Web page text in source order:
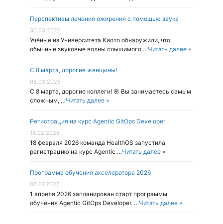
Перспективы лечения ожирения с помощью звука
30.03.2026
Учёные из Университета Киото обнаружили, что
обычные звуковые волны слышимого …Читать далее »
С 8 марта, дорогие женщины!
08.03.2026
С 8 марта, дорогие коллеги! 🌸 Вы занимаетесь самым
сложным, …Читать далее »
Регистрация на курс Agentic GitOps Developer
18.02.2026
18 февраля 2026 команда HealthOS запустила
регистрацию на курс Agentic …Читать далее »
Программа обучения акселератора 2026
02.01.2026
1 апреля 2026 запланирован старт программы
обучения Agentic GitOps Developer. …Читать далее »